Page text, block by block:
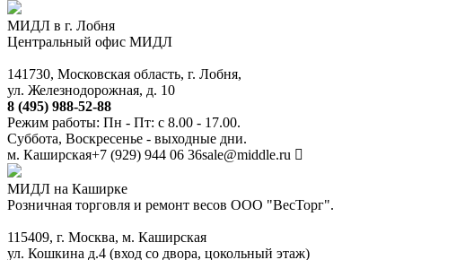
МИДЛ в г. Лобня
Центральный офис МИДЛ
141730, Московская область, г. Лобня,
ул. Железнодорожная, д. 10
8 (495) 988-52-88
Режим работы: Пн - Пт: с 8.00 - 17.00.
Суббота, Воскресенье - выходные дни.
м. Каширская+7 (929) 944 06 36sale@middle.ru
МИДЛ на Каширке
Розничная торговля и ремонт весов ООО "ВесТорг".
115409, г. Москва, м. Каширская
ул. Кошкина д.4 (вход со двора, цокольный этаж)